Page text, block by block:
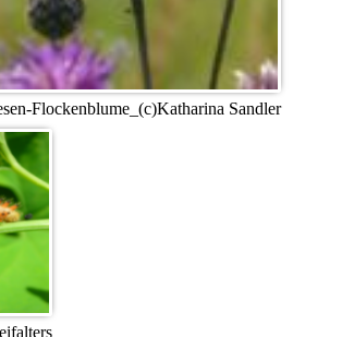
Flockenblume_(c)Katharina Sandler